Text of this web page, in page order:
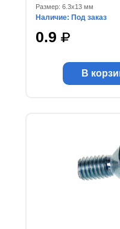
Размер: 6.3x13 мм
Наличие: Под заказ
0.9
В